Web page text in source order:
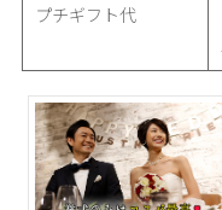
プチギフト代